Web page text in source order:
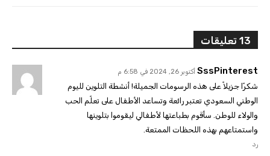
13 تعليقات
SssPinterest أكتوبر 26, 2024 في 6:58 م
شكرًا جزيلاً على هذه الرسومات الجميلة! أنشطة التلوين لليوم
الوطني السعودي تعتبر رائعة وتساعد الأطفال على تعلّم الحب
والولاء للوطن. سأقوم بطباعتها لأطفالي ليقوموا بتلوينها
واستمتاعهم بهذه اللحظات الممتعة.
رد